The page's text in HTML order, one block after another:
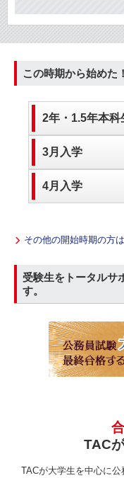
この時期から始めた
2年・1.5年本科
3月入学
4月入学
その他の開始時期の方
受験生をトータルサ
す。
TAC
TACが大学生を中心に